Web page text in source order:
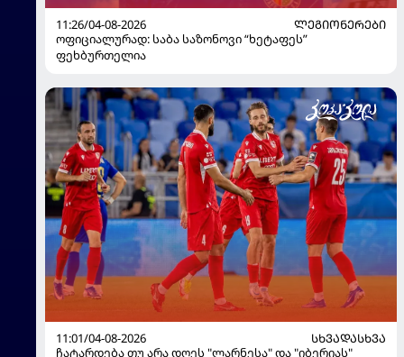
11:26/04-08-2026
ᲚᲔᲒᲘᲝᲜᲔᲠᲔᲑᲘ
ოფიციალურად: საბა საზონოვი “ხეტაფეს”
ფეხბურთელია
11:01/04-08-2026
ᲡᲮᲕᲐᲓᲐᲡᲮᲕᲐ
ჩატარდება თუ არა დღეს "ლარნესა" და "იბერიას"